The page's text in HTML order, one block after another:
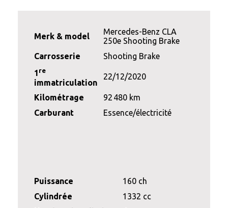
Merk & model
Mercedes-Benz CLA
250e Shooting Brake
Carrosserie
Shooting Brake
1 re
immatriculation
22/12/2020
Kilométrage
92 480 km
Carburant
Essence/électricité
Puissance
160 ch
Cylindrée
1332 cc